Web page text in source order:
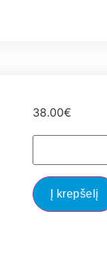
38.00€
Į krepšelį